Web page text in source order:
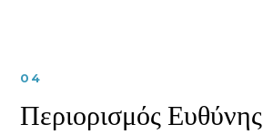
04
Περιορισμός Ευθύνης